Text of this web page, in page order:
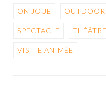
ON JOUE OUTDOOR
SPECTACLE THÉÂTRE
VISITE ANIMÉE